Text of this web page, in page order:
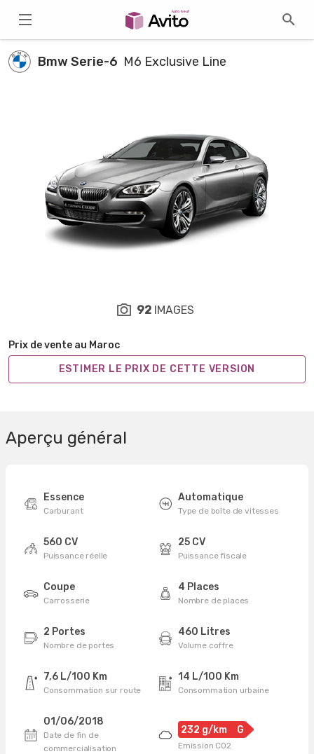
Bmw Serie-6 M6 Exclusive Line
Prix de vente au Maroc
ESTIMER LE PRIX DE CETTE VERSION
92 IMAGES
Aperçu général
Essence
Carburant
Automatique
Type de boîte de vitesses
560 CV
Puissance réelle
25 CV
Puissance fiscale
Coupe
Carrosserie
4 Places
Nombre de places
2 Portes
Nombre de portes
460 Litres
Volume coffre
7,6 L/100 Km
Consommation sur route
14 L/100 Km
Consommation urbaine
01/06/2018
Date de fin de
commercialisation
232 g/km G
Emission CO2